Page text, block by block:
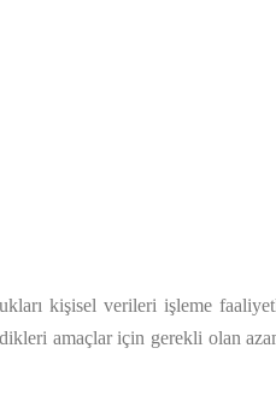
kişisel verileri işleme
amaçlar için gerekli olan